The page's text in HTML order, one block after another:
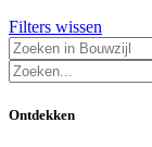
Filters wissen
Ontdekken